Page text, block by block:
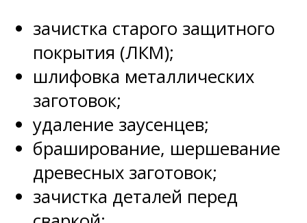
зачистка старого защитного
покрытия (ЛКМ);
шлифовка металлических
заготовок;
удаление заусенцев;
браширование, шершевание
древесных заготовок;
зачистка деталей перед